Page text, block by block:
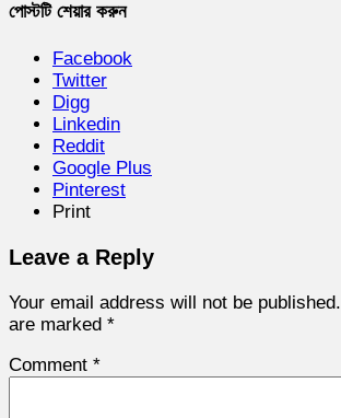
পোস্টটি শেয়ার করুন
Facebook
Twitter
Digg
Linkedin
Reddit
Google Plus
Pinterest
Print
Leave a Reply
Your email address will not be published.
are marked *
Comment *